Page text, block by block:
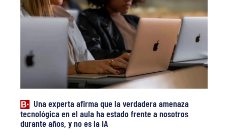
Una experta afirma que la verdadera amenaza
tecnológica en el aula ha estado frente a nosotros
durante años, y no es la IA